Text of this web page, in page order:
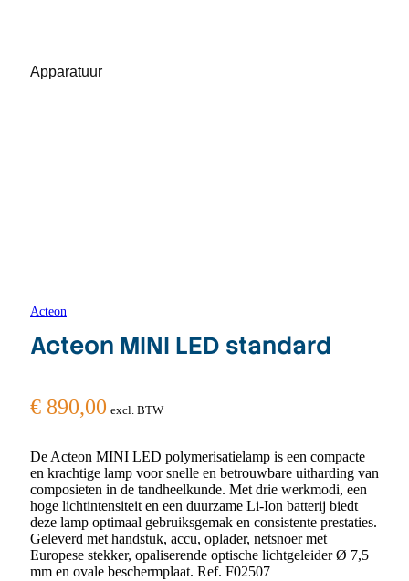
Apparatuur
Acteon
Acteon MINI LED standard
€ 890,00 excl. BTW
De Acteon MINI LED polymerisatielamp is een compacte
en krachtige lamp voor snelle en betrouwbare uitharding van
composieten in de tandheelkunde. Met drie werkmodi, een
hoge lichtintensiteit en een duurzame Li-Ion batterij biedt
deze lamp optimaal gebruiksgemak en consistente prestaties.
Geleverd met handstuk, accu, oplader, netsnoer met
Europese stekker, opaliserende optische lichtgeleider Ø 7,5
mm en ovale beschermplaat. Ref. F02507